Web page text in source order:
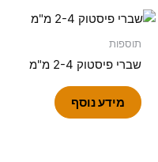
תוספות
שברי פיסטוק 2-4 מ"מ
מידע נוסף